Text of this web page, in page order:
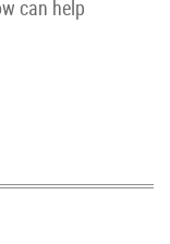
can help